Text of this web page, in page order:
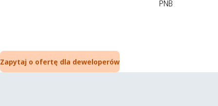
PNB
Zapytaj o ofertę dla deweloperów